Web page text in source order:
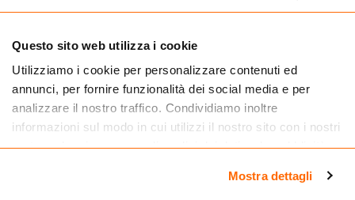
Questo sito web utilizza i cookie
Utilizziamo i cookie per personalizzare contenuti ed
annunci, per fornire funzionalità dei social media e per
analizzare il nostro traffico. Condividiamo inoltre
informazioni sul modo in cui utilizzi il nostro sito con i nostri
partner che si occupano di analisi dei dati web, pubblicità e
informazioni che hai fornito loro o che hanno raccolto dal
Mostra dettagli